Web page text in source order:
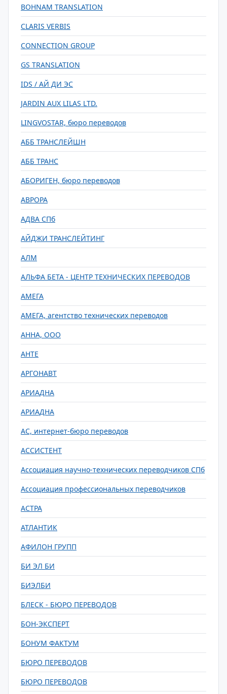
BOHNAM TRANSLATION
CLARIS VERBIS
CONNECTION GROUP
GS TRANSLATION
IDS / АЙ ДИ ЭС
JARDIN AUX LILAS LTD.
LINGVOSTAR, бюро переводов
АББ ТРАНСЛЕЙШН
АББ ТРАНС
АБОРИГЕН, бюро переводов
АВРОРА
АДВА СПб
АЙДЖИ ТРАНСЛЕЙТИНГ
АЛМ
АЛЬФА БЕТА - ЦЕНТР ТЕХНИЧЕСКИХ ПЕРЕВОДОВ
АМЕГА
АМЕГА, агентство технических переводов
АННА, ООО
АНТЕ
АРГОНАВТ
АРИАДНА
АРИАДНА
АС, интернет-бюро переводов
АССИСТЕНТ
Ассоциация научно-технических переводчиков СПб
Ассоциация профессиональных переводчиков
АСТРА
АТЛАНТИК
АФИЛОН ГРУПП
БИ ЭЛ БИ
БИЭЛБИ
БЛЕСК - БЮРО ПЕРЕВОДОВ
БОН-ЭКСПЕРТ
БОНУМ ФАКТУМ
БЮРО ПЕРЕВОДОВ
БЮРО ПЕРЕВОДОВ